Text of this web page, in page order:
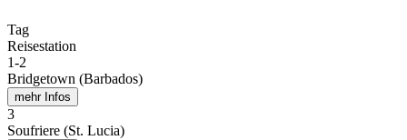
Tag
Reisestation
1-2
Bridgetown (Barbados)
mehr Infos
3
Soufriere (St. Lucia)